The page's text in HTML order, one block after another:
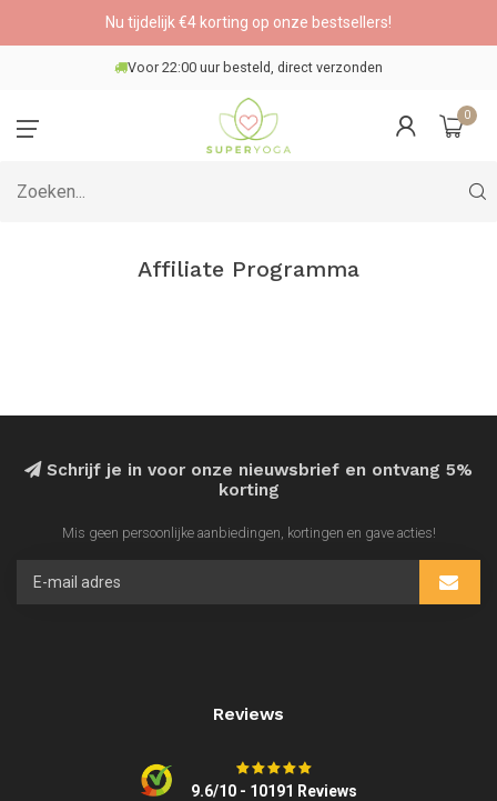
Nu tijdelijk €4 korting op onze bestsellers!
Voor 22:00 uur besteld, direct verzonden
0
Affiliate Programma
Schrijf je in voor onze nieuwsbrief en ontvang 5%
korting
Mis geen persoonlijke aanbiedingen, kortingen en gave acties!
Reviews
9.6/10 - 10191 Reviews